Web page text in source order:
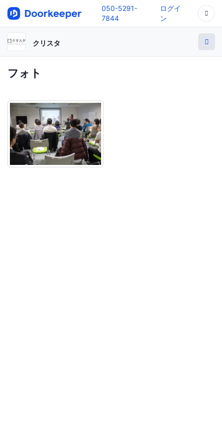
050-5291-
7844
ログイ
ン
クリスタ
フォト